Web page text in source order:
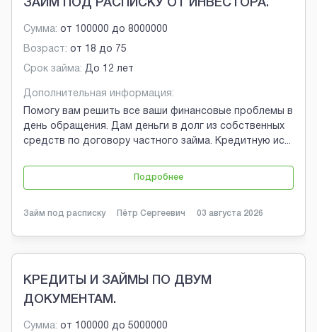
ЗАЙМ ПОД РАСПИСКУ ОТ ИНВЕСТОРА.
Сумма: от 100000 до 8000000
Возраст: от 18 до 75
Срок займа: До 12 лет
Дополнительная информация:
Помогу вам решить все ваши финансовые проблемы в
день обращения. Дам деньги в долг из собственных
средств по договору частного займа. Кредитную ис...
Подробнее
Займ под расписку Пётр Сергеевич 03 августа 2026
КРЕДИТЫ И ЗАЙМЫ ПО ДВУМ
ДОКУМЕНТАМ.
Сумма: от 100000 до 5000000